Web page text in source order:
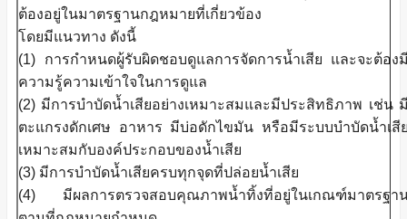
ต้องอยู่ในมาตรฐานกฎหมายที่เกี่ยวข้อง
โดยมีแนวทาง ดังนี้
(1) การกำหนดผู้รับผิดชอบดูแลการจัดการน้ำเสีย และจะต้อง
ความรู้ความเข้าใจในการดูแล
(2) มีการบำบัดน้ำเสียอย่างเหมาะสมและมีประสิทธิภาพ เช่น
ตะแกรงดักเศษ อาหาร มีบ่อดักไขมัน หรือมีระบบบำบัดน้ำเสี
เหมาะสมกับองค์ประกอบของน้ำเสีย
(3) มีการบำบัดน้ำเสียครบทุกจุดที่ปล่อยน้ำเสีย
(4) มีผลการตรวจสอบคุณภาพน้ำทิ้งที่อยู่ในเกณฑ์มาตรฐา